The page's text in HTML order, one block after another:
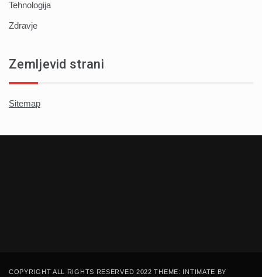
Tehnologija
Zdravje
Zemljevid strani
Sitemap
COPYRIGHT ALL RIGHTS RESERVED 2022 THEME: INTIMATE BY